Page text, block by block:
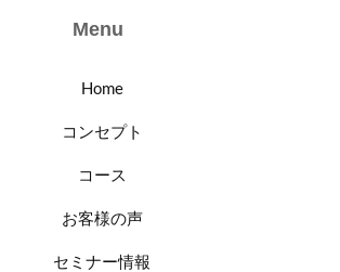
Menu
Home
コンセプト
コース
お客様の声
セミナー情報